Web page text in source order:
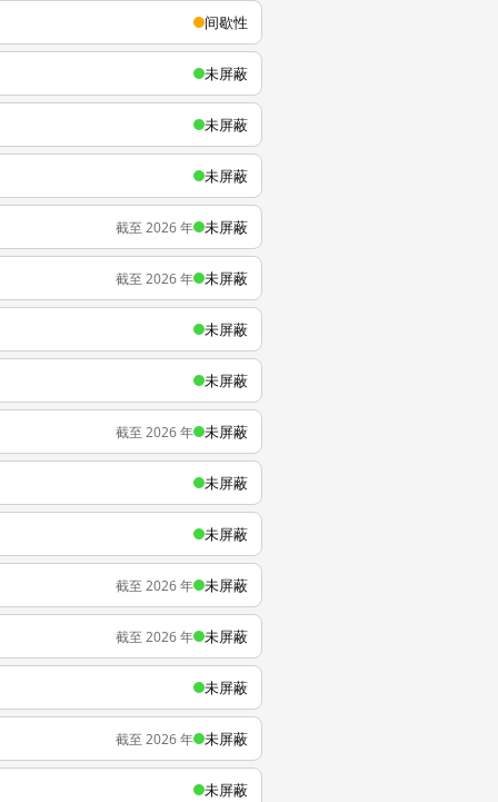
间歇性
未屏蔽
未屏蔽
未屏蔽
截至 2026 年 未屏蔽
截至 2026 年 未屏蔽
未屏蔽
未屏蔽
截至 2026 年 未屏蔽
未屏蔽
未屏蔽
截至 2026 年 未屏蔽
截至 2026 年 未屏蔽
未屏蔽
截至 2026 年 未屏蔽
未屏蔽